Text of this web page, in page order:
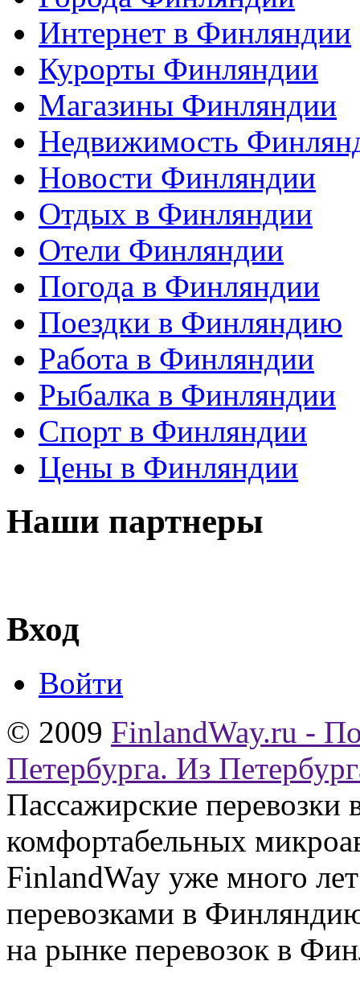
Интернет в Финляндии
Курорты Финляндии
Магазины Финляндии
Недвижимость
Новости Финляндии
Отдых в Финляндии
Отели Финляндии
Погода в Финляндии
Поездки в Финляндию
Работа в Финляндии
Рыбалка в Финляндии
Спорт в Финляндии
Цены в Финляндии
Наши партнеры
Вход
Войти
© 2009 FinlandWay.ru -
Петербурга. Из
Пассажирские
комфортабельных
FinlandWay уже много
перевозками в
на рынке перевозок в